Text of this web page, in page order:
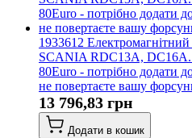
1933612
SCANIA RDC13A, DC16A.
80Euro - потрібно додати
не повертаєте вашу
13 796,83 грн
Додати в кошик